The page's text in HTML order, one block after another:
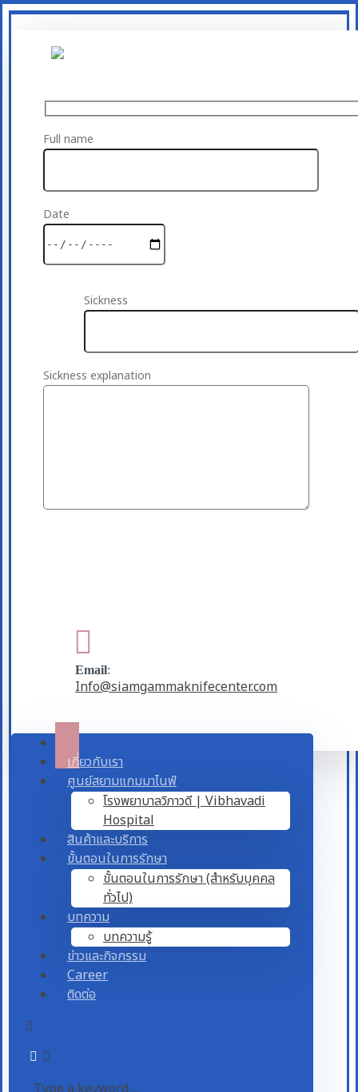
Full name
Date
Sickness
Sickness explanation
Email:
Info@siamgammaknifecenter.com
เกี่ยวกับเรา
ศูนย์สยามแกมมาไนฟ์
โรงพยาบาลวิภาวดี | Vibhavadi
Hospital
สินค้าและบริการ
ขั้นตอนในการรักษา
ขั้นตอนในการรักษา (สำหรับบุคคล
ทั่วไป)
บทความ
บทความรู้
ข่าวและกิจกรรม
Career
ติดต่อ